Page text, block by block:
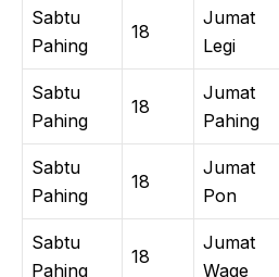
Sabtu
Pahing
18
Jumat
Legi
Sabtu
Pahing
18
Jumat
Pahing
Sabtu
Pahing
18
Jumat
Pon
Sabtu
Pahing
18
Jumat
Wage